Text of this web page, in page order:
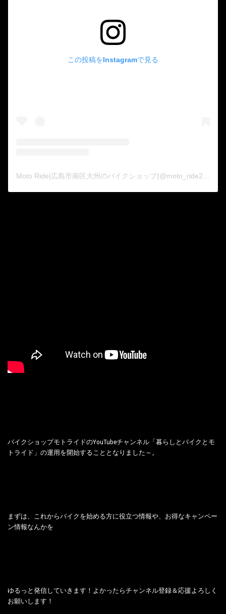
この投稿をInstagramで見る
Moto Ride|広島市南区大州のバイクショップ(@moto_ride2015)がシェアした投稿
バイクショップモトライドのYouTubeチャンネル「暮らしとバイクとモ
トライド」の運用を開始することとなりました～。
まずは、これからバイクを始める方に役立つ情報や、お得なキャンペー
ン情報なんかを
ゆるっと発信していきます！よかったらチャンネル登録＆応援よろしく
お願いします！